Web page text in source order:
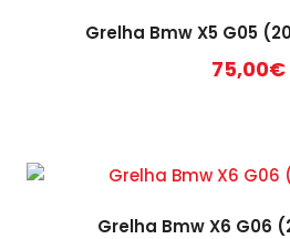
Grelha Bmw X5 G05
75,00€
Grelha Bmw X6 G06